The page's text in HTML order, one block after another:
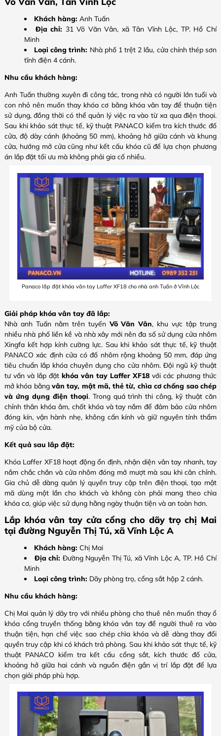
Khách hàng: Anh Tuấn
Địa chỉ: 31 Võ Văn Vân, xã Tân Vĩnh Lộc, TP. Hồ Chí
Minh
Loại công trình: Nhà phố 1 trệt 2 lầu, cửa chính thép sơn
tĩnh điện 4 cánh.
Nhu cầu khách hàng:
Anh Tuấn thường xuyên đi công tác, trong nhà có người lớn tuổi và
con nhỏ nên muốn thay khóa cơ bằng khóa vân tay để thuận tiện
sử dụng, đồng thời có thể quản lý việc ra vào từ xa qua điện thoại.
Sau khi khảo sát thực tế, kỹ thuật PANACO kiểm tra kích thước đố
cửa, độ dày cánh (khoảng 50 mm), khoảng hở giữa cánh và khung
cửa, hướng mở cửa cũng như kết cấu khóa cũ để lựa chọn phương
án lắp đặt tối ưu mà không phải gia cố nhiều.
Panaco lắp đặt khóa vân tay Laffer XF18 cho nhà anh Tuấn ở Vĩnh Lộc
Giải pháp khóa vân tay đã lắp:
Nhà anh Tuấn nằm trên tuyến Võ Văn Vân, khu vực tập trung
nhiều nhà phố liền kề và nhà xây mới nên đa số sử dụng cửa nhôm
Xingfa kết hợp kính cường lực. Sau khi khảo sát thực tế, kỹ thuật
PANACO xác định cửa có đố nhôm rộng khoảng 50 mm, đáp ứng
tiêu chuẩn lắp khóa chuyên dụng cho cửa nhôm. Đội ngũ kỹ thuật
tư vấn và lắp đặt khóa vân tay Laffer XF18 với các phương thức
mở khóa bằng vân tay, mật mã, thẻ từ, chìa cơ chống sao chép
và ứng dụng điện thoại. Trong quá trình thi công, kỹ thuật căn
chỉnh thân khóa âm, chốt khóa và tay nắm để đảm bảo cửa nhôm
đóng kín, vận hành nhẹ, không cấn kính và giữ nguyên tính thẩm
mỹ của bộ cửa.
Kết quả sau lắp đặt:
Khóa Laffer XF18hoạt động ổn định, nhận diện vân tay nhanh, tay
nắm chắc chắn và cửa nhôm đóng mở mượt mà sau khi cân chỉnh.
Gia chủ dễ dàng quản lý quyền truy cập trên điện thoại, tạo mật
mã dùng một lần cho khách và không còn phải mang theo chìa
khóa cơ, giúp việc sử dụng hằng ngày thuận tiện và an toàn hơn.
Lắp khóa vân tay cửa cổng cho dãy trọ chị Mai
tại đường Nguyễn Thị Tú, xã Vĩnh Lộc A
Khách hàng: Chị Mai
Địa chỉ: Đường Nguyễn Thị Tú, xã Vĩnh Lộc A, TP. Hồ Chí
Minh
Loại công trình: Dãy phòng trọ, cổng sắt hộp 2 cánh.
Nhu cầu khách hàng:
Chị Mai quản lý dãy trọ với nhiều phòng cho thuê nên muốn thay ổ
khóa cổng truyền thống bằng khóa vân tay để người thuê ra vào
thuận tiện, hạn chế việc sao chép chìa khóa và dễ dàng thay đổi
quyền truy cập khi có khách trả phòng. Sau khi khảo sát thực tế, kỹ
thuật PANACO kiểm tra kết cấu cổng sắt, kích thước đố cửa,
khoảng hở giữa hai cánh và nguồn điện gần vị trí lắp đặt để lựa
chọn giải pháp phù hợp.